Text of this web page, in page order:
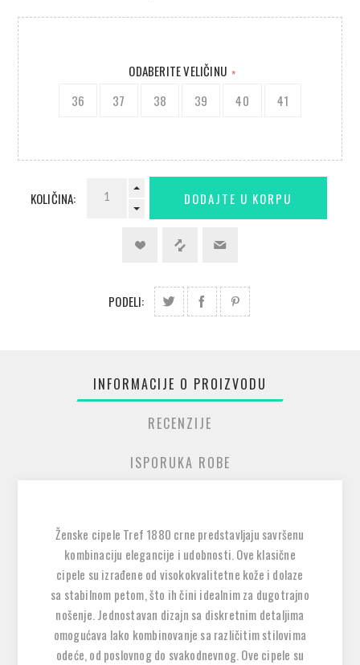
ODABERITE VELIČINU *
36 37 38 39 40 41
KOLIČINA:
PODELI:
INFORMACIJE O PROIZVODU
RECENZIJE
ISPORUKA ROBE
Ženske cipele Tref 1880 crne predstavljaju savršenu
kombinaciju elegancije i udobnosti. Ove klasične
cipele su izrađene od visokokvalitetne kože i dolaze
sa stabilnom petom, što ih čini idealnim za dugotrajno
nošenje. Jednostavan dizajn sa diskretnim detaljima
omogućava lako kombinovanje sa različitim stilovima
odeće, od poslovnog do svakodnevnog. Ove cipele su